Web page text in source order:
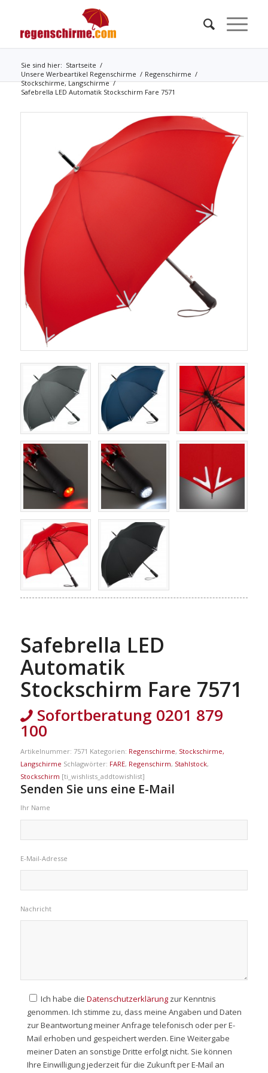
Sie sind hier: Startseite /
Unsere Werbeartikel Regenschirme / Regenschirme /
Stockschirme, Langschirme /
Safebrella LED Automatik Stockschirm Fare 7571
Safebrella LED
Automatik
Stockschirm Fare 7571
Sofortberatung 0201 879
100
Artikelnummer: 7571 Kategorien: Regenschirme, Stockschirme,
Langschirme Schlagwörter: FARE, Regenschirm, Stahlstock,
Stockschirm [ti_wishlists_addtowishlist]
Senden Sie uns eine E-Mail
Ihr Name
E-Mail-Adresse
Nachricht
Ich habe die Datenschutzerklärungzur Kenntnis
genommen. Ich stimme zu, dass meine Angaben und Daten
zur Beantwortung meiner Anfrage telefonisch oder per E-
Mail erhoben und gespeichert werden. Eine Weitergabe
meiner Daten an sonstige Dritte erfolgt nicht. Sie können
Ihre Einwilligung jederzeit für die Zukunft per E-Mail an